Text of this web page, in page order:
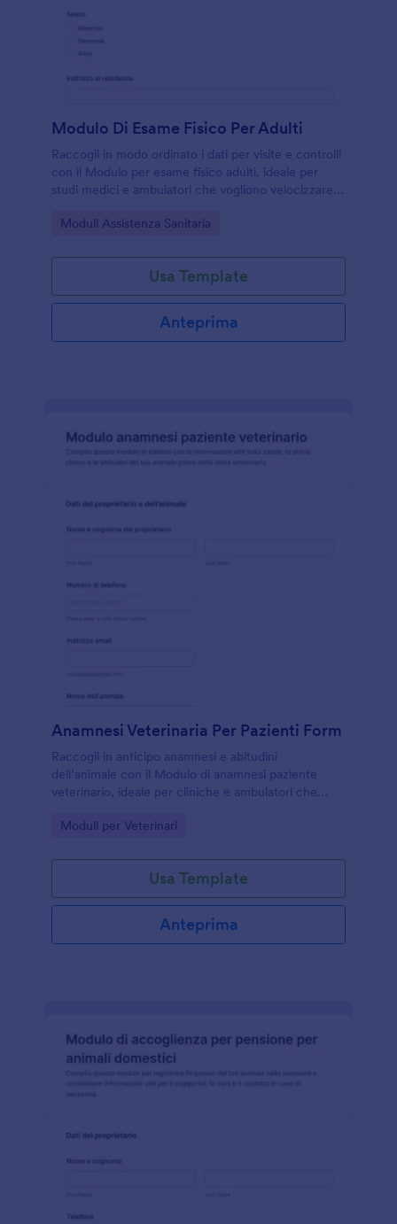
Modulo Di Esame Fisico Per Adulti
Raccogli in modo ordinato i dati per visite e controlli
con il Modulo per esame fisico adulti, ideale per
studi medici e ambulatori che vogliono velocizzare la
con Jotform.
Go to Category:
Moduli Assistenza Sanitaria
Usa Template
Anteprima
Anamnesi Veterinaria Per Pazienti Form
Raccogli in anticipo anamnesi e abitudini
dell’animale con il Modulo di anamnesi paziente
veterinario, ideale per cliniche e ambulatori che
raccolta dati con Jotform.
Go to Category:
Moduli per Veterinari
Usa Template
Anteprima